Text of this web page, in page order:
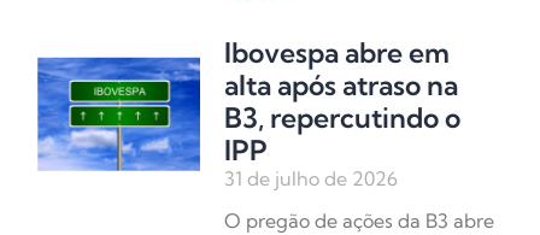
Ibovespa abre em
alta após atraso na
B3, repercutindo o
IPP
31 de julho de 2026
O pregão de ações da B3 abre